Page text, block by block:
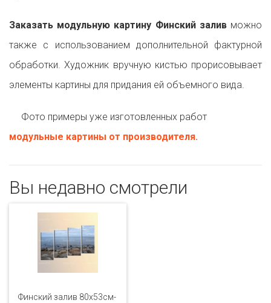
Заказать модульную картину Финский заливможно
также с использованием дополнительной фактурной
обработки. Художник вручную кистью прорисовывает
элементы картины для придания ей объемного вида.
Фото примеры уже изготовленных работ
модульные картины от производителя.
Вы недавно смотрели
Финский залив 80x53см-